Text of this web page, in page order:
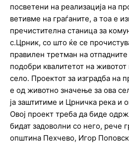
посветени на реализација на
ветивме на граѓаните, а тоа е
пречистителна станица за
с.Црник, со што ќе се
правилен третман на
подобри квалитетот на
село. Проектот за изградба на
е од животно значење за ова
ја заштитиме и Црничка река и
Овој проект треба да биде
бидат задоволни со него, рече
општина Пехчево, Игор